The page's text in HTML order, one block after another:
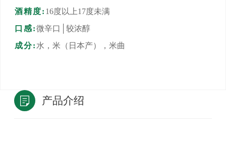
酒精度: 16度以上17度未满
口感:微辛口│较浓醇
成分: 水，米（日本产），米曲
产品介绍